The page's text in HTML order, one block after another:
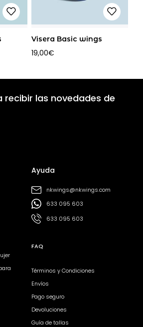
Visera Basic wings
19,00€
Ayuda
nkwings@nkwings.com
633 095 603
633 095 603
FAQ
Términos y Condiciones
Envíos
Pago seguro
Devoluciones
Guía de tallas
recibir las novedades de